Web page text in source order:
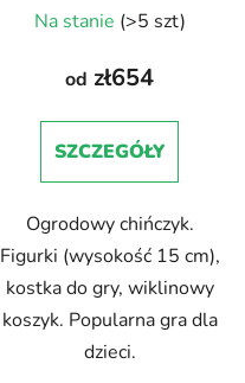
Na stanie (>5 szt)
od zł654
SZCZEGÓŁY
Ogrodowy chińczyk.
Figurki (wysokość 15 cm),
kostka do gry, wiklinowy
koszyk. Popularna gra dla
dzieci.